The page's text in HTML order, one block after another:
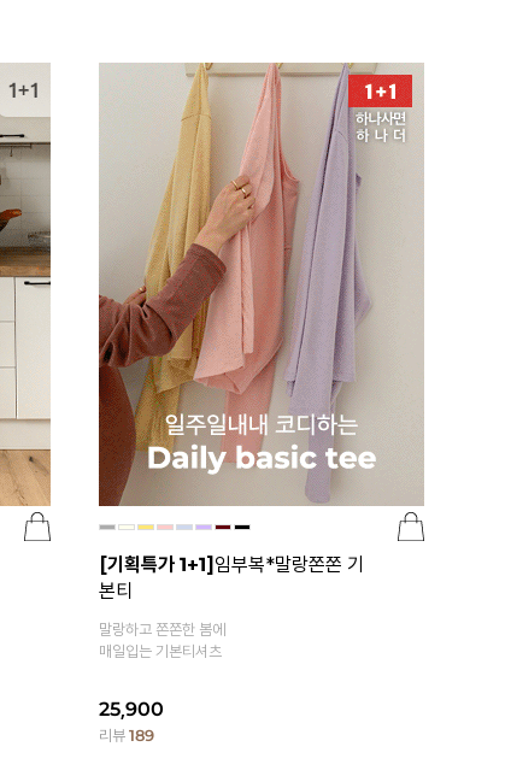
[기획특가 1+1]임부복*말랑쫀쫀 기
본티
말랑하고 쫀쫀한 봄에
매일입는 기본티셔츠
25,900
리뷰 189